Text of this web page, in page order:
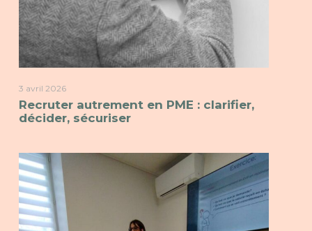
3 avril 2026
Recruter autrement en PME : clarifier,
décider, sécuriser